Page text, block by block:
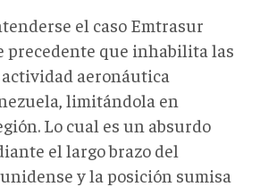
el caso Emtrasur
precedente que inhabilita las
aeronáutica
limitándola en
Lo cual es un absurdo
el largo brazo del
y la posición sumisa